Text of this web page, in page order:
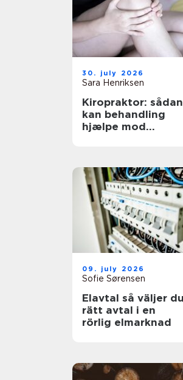
30. july 2026
Sara Henriksen
Kiropraktor: sådan
kan behandling
hjælpe mod
09. july 2026
Sofie Sørensen
Elavtal så väljer du
rätt avtal i en
rörlig elmarknad